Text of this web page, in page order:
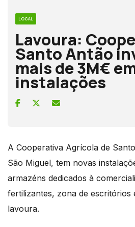
LOCAL
Lavoura:
Santo Antão
mais de 3M€
instalações
A Cooperativa Agrícola de
São Miguel, tem novas
armazéns dedicados à
fertilizantes, zona de escritórios
lavoura.